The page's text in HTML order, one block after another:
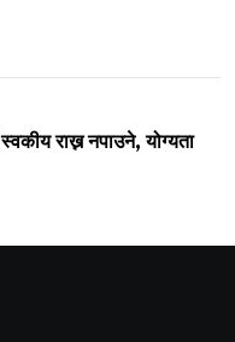
राख्न नपाउने, योग्यता